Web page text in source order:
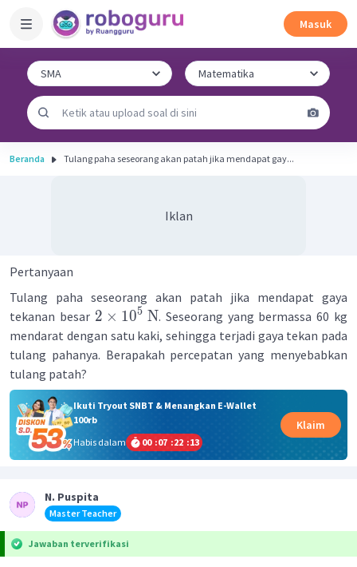
Masuk
Beranda Tulang paha seseorang akan patah jika mendapat gay...
Iklan
Pertanyaan
Tulang paha seseorang akan patah jika mendapat gaya
tekanan besar 2 × 105 N. Seseorang yang bermassa 60 kg
mendarat dengan satu kaki, sehingga terjadi gaya tekan pada
tulang pahanya. Berapakah percepatan yang menyebabkan
tulang patah?
Ikuti Tryout SNBT & Menangkan E-Wallet
100rb
Habis dalam
00 :07 :22 :13
Klaim
N. Puspita
Master Teacher
Jawaban terverifikasi